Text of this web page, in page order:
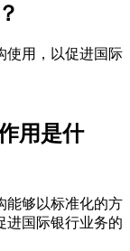
使用，以促进国际
用是什
能够以标准化的方
进国际银行业务的